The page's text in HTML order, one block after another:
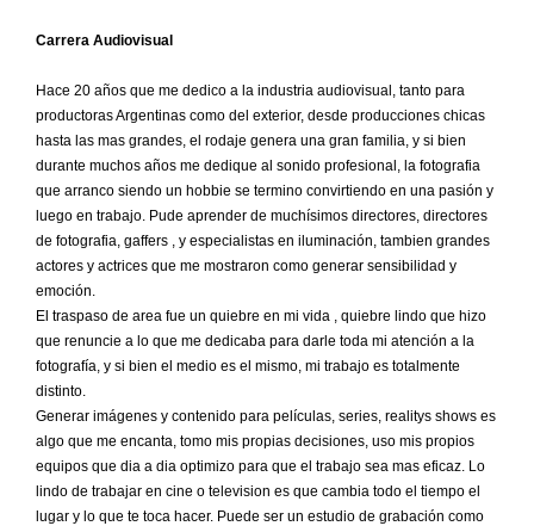
Carrera Audiovisual
Hace 20 años que me dedico a la industria audiovisual, tanto para
productoras Argentinas como del exterior, desde producciones chicas
hasta las mas grandes, el rodaje genera una gran familia, y si bien
durante muchos años me dedique al sonido profesional, la fotografia
que arranco siendo un hobbie se termino convirtiendo en una pasión y
luego en trabajo. Pude aprender de muchísimos directores, directores
de fotografia, gaffers , y especialistas en iluminación, tambien grandes
actores y actrices que me mostraron como generar sensibilidad y
emoción.
El traspaso de area fue un quiebre en mi vida , quiebre lindo que hizo
que renuncie a lo que me dedicaba para darle toda mi atención a la
fotografía, y si bien el medio es el mismo, mi trabajo es totalmente
distinto.
Generar imágenes y contenido para películas, series, realitys shows es
algo que me encanta, tomo mis propias decisiones, uso mis propios
equipos que dia a dia optimizo para que el trabajo sea mas eficaz. Lo
lindo de trabajar en cine o television es que cambia todo el tiempo el
lugar y lo que te toca hacer. Puede ser un estudio de grabación como